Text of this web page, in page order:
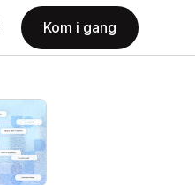
Kom i gang